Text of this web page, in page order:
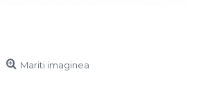
Mariti imaginea